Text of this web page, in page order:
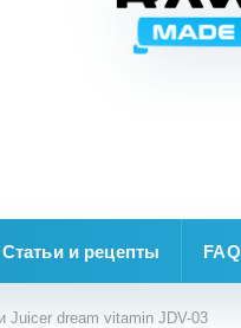
Статьи и рецепты FAQ
Juicer dream vitamin JDV-03